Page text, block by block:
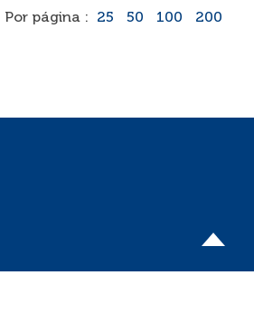
Por página :
25 50 100 200